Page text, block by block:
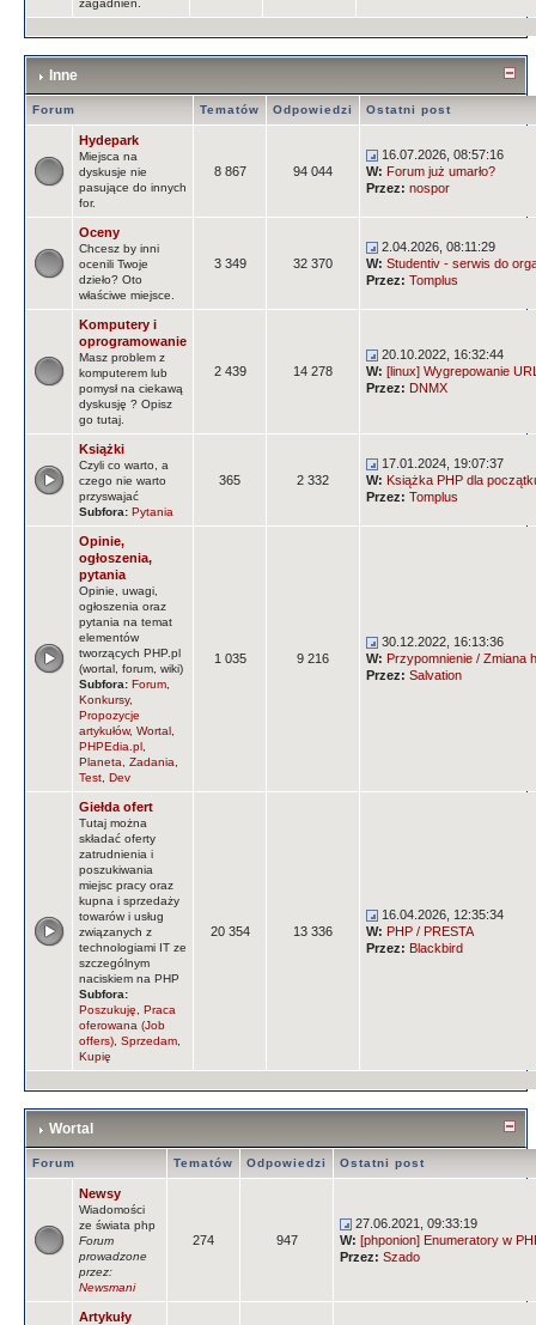
zagadnień.
Inne
Forum Tematów Odpowiedzi Ostatni post
Hydepark
Miejsca na
dyskusje nie
pasujące do innych
for.
8 867 94 044
16.07.2026, 08:57:16
W: Forum już umarło?
Przez: nospor
Oceny
Chcesz by inni
ocenili Twoje
dzieło? Oto
właściwe miejsce.
3 349 32 370
2.04.2026, 08:11:29
W: Studentiv - serwis do
Przez: Tomplus
Komputery i
oprogramowanie
Masz problem z
komputerem lub
pomysł na ciekawą
dyskusję ? Opisz
go tutaj.
2 439 14 278
20.10.2022, 16:32:44
W: [linux] Wygrepowanie
Przez: DNMX
Książki
Czyli co warto, a
czego nie warto
przyswajać
Subfora: Pytania
365 2 332
17.01.2024, 19:07:37
W: Książka PHP dla
Przez: Tomplus
Opinie,
ogłoszenia,
pytania
Opinie, uwagi,
ogłoszenia oraz
pytania na temat
elementów
tworzących PHP.pl
(wortal, forum, wiki)
Subfora: Forum
Konkursy,
Propozycje
artykułów, Wortal
PHPEdia.pl
Planeta
Zadania
Test Dev
1 035 9 216
30.12.2022, 16:13:36
W: Przypomnienie / Zmiana
Przez: Salvation
Giełda ofert
Tutaj można
składać oferty
zatrudnienia i
poszukiwania
miejsc pracy oraz
kupna i sprzedaży
towarów i usług
związanych z
technologiami IT ze
szczególnym
naciskiem na PHP
Subfora:
Poszukuję
Praca
oferowana (Job
offers) Sprzedam
Kupię
20 354 13 336
16.04.2026, 12:35:34
W: PHP / PRESTA
Przez: Blackbird
Wortal
Forum Tematów Odpowiedzi Ostatni post
Newsy
Wiadomości
ze świata php
Forum
prowadzone
przez:
Newsmani
274 947
27.06.2021, 09:33:19
W: [phponion] Enumeratory w
Przez: Szado
Artykuły